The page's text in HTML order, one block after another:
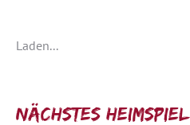
Laden...
Nächstes Heimspiel